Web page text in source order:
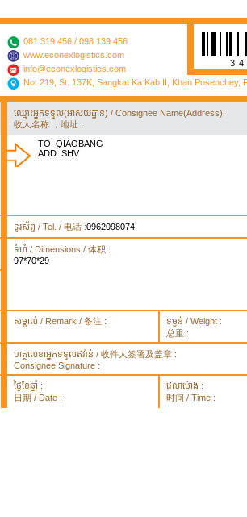
081 319 456 / 098 139 456
www.econexlogistics.com
info@econexlogistics.com
No: 219, St. 137K, Sangkat Ka Kab II, Khan Posenchey,
ឈ្មោះអ្នកទទួល(អាសយដ្ឋាន) / Consignee Name(Address):
收人名称 ，地址 :
TO: QIAOBANG
ADD: SHV
ទូរស័ព្ទ / Tel. / 电话 :0962098074
ទំហំ / Dimensions / 体积 :
97*70*29
សម្គាល់ / Remark / 备注 :
ទម្ងន់ / Weight :
总重 :
ហត្ថលេខាអ្នកទទួលឥវ៉ាន់ / 收件人签署及盖章 :
Consignee Signature :
ថ្ងៃខែឆ្នាំ :
日期 / Date :
វេលាម៉ោង :
时间 / Time :